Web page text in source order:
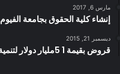
مارس 6, 2017
إنشاء كلية الحقوق بجامعة الفيوم
ديسمبر 21, 2015
قروض بقيمة 1 5مليار دولار لتنمية سيناء